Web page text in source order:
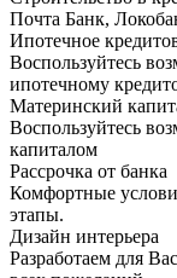
Почта Банк,
Ипотечное
Воспользуйтесь
ипотечному
Материнский
Воспользуйтесь
капиталом
Рассрочка от банка
Комфортные
этапы.
Дизайн интерьера
Разработаем для